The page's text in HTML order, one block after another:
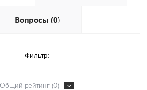
Вопросы (0)
Фильтр:
Общий рейтинг (0)